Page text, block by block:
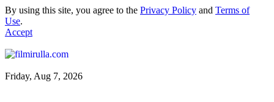
By using this site, you agree to the Privacy Policy and Terms of
Use.
Accept
Friday, Aug 7, 2026